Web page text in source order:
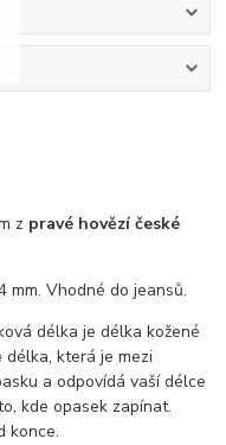
z pravé hovězí české
mm. Vhodné do jeansů.
délka je délka kožené
délka, která je mezi
a odpovídá vaší délce
kde opasek zapínat.
konce.